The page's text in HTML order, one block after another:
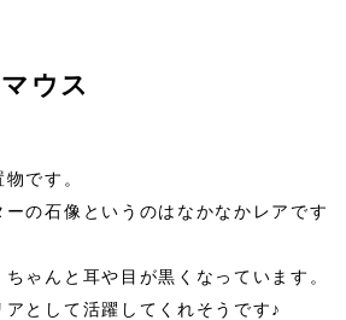
ウス
です。
の石像というのはなかなかレアです
ゃんと耳や目が黒くなっています。
として活躍してくれそうです♪